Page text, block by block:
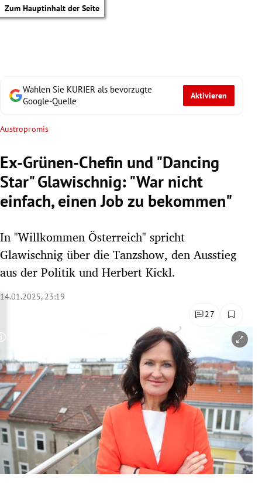
Zum Hauptinhalt der Seite
Untermenü
Untermenü
Untermenü
Untermenü
Untermenü
Untermenü
Untermenü
Untermenü
Wählen Sie KURIER als bevorzugte
Google-Quelle
Aktivieren
Austropromis
Ex-Grünen-Chefin und "Dancing
Star" Glawischnig: "War nicht
einfach, einen Job zu bekommen"
In "Willkommen Österreich" spricht
Glawischnig über die Tanzshow, den Ausstieg
aus der Politik und Herbert Kickl.
14.01.2025, 23:19
27
Copyright-Hinweis öffnen/schließen